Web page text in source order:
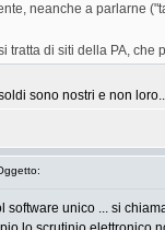
neanche a parlarne
tratta di siti della PA,
sono nostri e non
software unico ... si